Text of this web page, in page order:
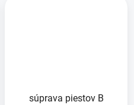
súprava piestov B